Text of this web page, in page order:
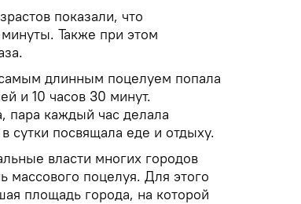
показали, что
Также при этом
длинным поцелуем попала
и 10 часов 30 минут.
пара каждый час делала
сутки посвящала еде и отдыху.
власти многих городов
массового поцелуя. Для этого
площадь города, на которой